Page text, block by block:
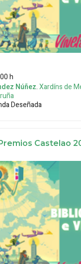
h
Núñez.Xardíns de
Deseñada
Castelao